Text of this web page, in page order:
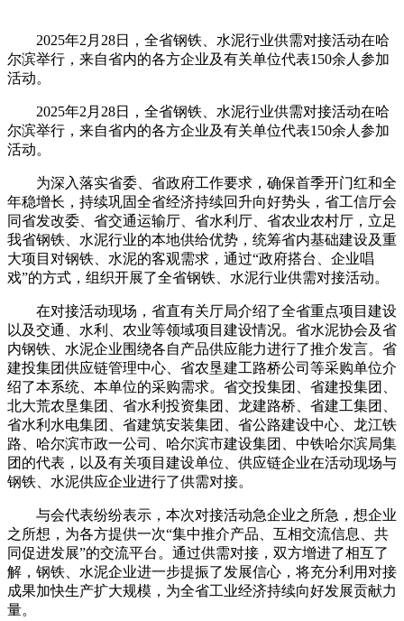
2025年2月28日，全省钢铁、水泥行业供需对接活动在哈
尔滨举行，来自省内的各方企业及有关单位代表150余人参加
活动。
2025年2月28日，全省钢铁、水泥行业供需对接活动在哈
尔滨举行，来自省内的各方企业及有关单位代表150余人参加
活动。
为深入落实省委、省政府工作要求，确保首季开门红和全
年稳增长，持续巩固全省经济持续回升向好势头，省工信厅会
同省发改委、省交通运输厅、省水利厅、省农业农村厅，立足
我省钢铁、水泥行业的本地供给优势，统筹省内基础建设及重
大项目对钢铁、水泥的客观需求，通过“政府搭台、企业唱
戏”的方式，组织开展了全省钢铁、水泥行业供需对接活动。
在对接活动现场，省直有关厅局介绍了全省重点项目建设
以及交通、水利、农业等领域项目建设情况。省水泥协会及省
内钢铁、水泥企业围绕各自产品供应能力进行了推介发言。省
建投集团供应链管理中心、省农垦建工路桥公司等采购单位介
绍了本系统、本单位的采购需求。省交投集团、省建投集团、
北大荒农垦集团、省水利投资集团、龙建路桥、省建工集团、
省水利水电集团、省建筑安装集团、省公路建设中心、龙江铁
路、哈尔滨市政一公司、哈尔滨市建设集团、中铁哈尔滨局集
团的代表，以及有关项目建设单位、供应链企业在活动现场与
钢铁、水泥供应企业进行了供需对接。
与会代表纷纷表示，本次对接活动急企业之所急，想企业
之所想，为各方提供一次“集中推介产品、互相交流信息、共
同促进发展”的交流平台。通过供需对接，双方增进了相互了
解，钢铁、水泥企业进一步提振了发展信心，将充分利用对接
成果加快生产扩大规模，为全省工业经济持续向好发展贡献力
量。